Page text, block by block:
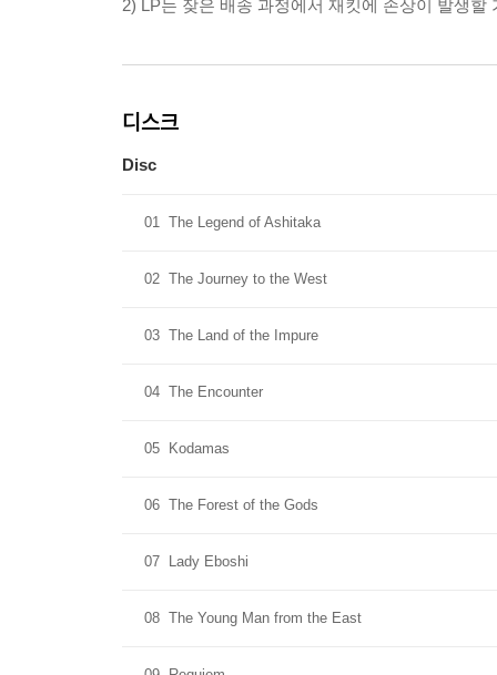
2) LP는 잦은 배송 과정에서 재킷에 손상이 발생
디스크
Disc
01 The Legend of Ashitaka
02 The Journey to the West
03 The Land of the Impure
04 The Encounter
05 Kodamas
06 The Forest of the Gods
07 Lady Eboshi
08 The Young Man from the East